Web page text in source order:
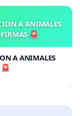
A ANIMALES
FIRMAS 🚨
A ANIMALES
🚨